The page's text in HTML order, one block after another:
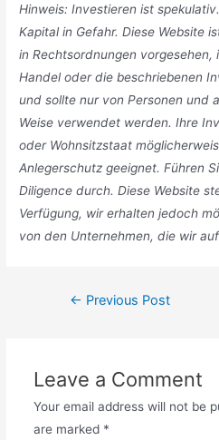
Hinweis: Investieren ist
Kapital in Gefahr. Diese Website
in Rechtsordnungen
Handel oder die beschriebenen
und sollte nur von Personen und
Weise verwendet werden. Ihre
oder Wohnsitzstaat
Anlegerschutz geeignet. Führen
Diligence durch. Diese Website
Verfügung, wir erhalten jedoch
von den Unternehmen, die wir
Post← Previous Post
Leave a Comment
Your email address will not be
are marked *